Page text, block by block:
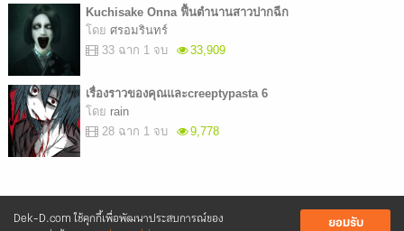
Dek-D.com ใช้คุกกี้เพื่อพัฒนาประสบการณ์ของ
ยอมรับ
Kuchisake Onna ฟื้นตำนานสาวปากฉีก
โดย ศรอมรินทร์
33 ฉาก 1 จบ
33,909
เรื่องราวของคุณและcreeptypasta 6
โดย rain
28 ฉาก 1 จบ
9,778